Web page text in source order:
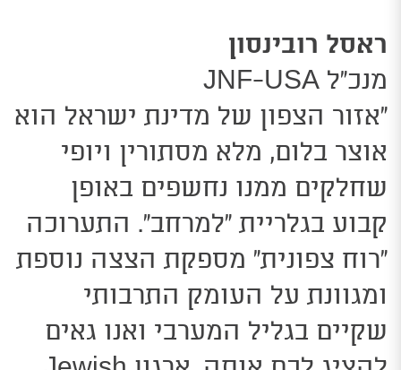
ראסל רובינסון
מנכ”ל JNF-USA
“אזור הצפון של מדינת ישראל הוא
אוצר בלום, מלא מסתורין ויופי
שחלקים ממנו נחשפים באופן
קבוע בגלריית “למרחב”. התערוכה
“רוח צפונית” מספקת הצצה נוספת
ומגוונת על העומק התרבותי
שקיים בגליל המערבי ואנו גאים